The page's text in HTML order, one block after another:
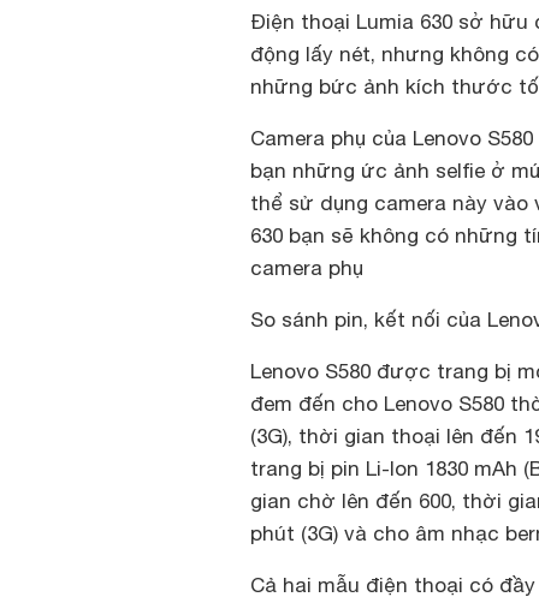
Điện thoại Lumia 630 sở hữu
động lấy nét, nhưng không
những bức ảnh kích thước
Camera phụ của Lenovo
bạn những ức ảnh selfie ở
thể sử dụng camera này vào
630 bạn sẽ không có những
camera phụ
So sánh pin, kết nối của
Lenovo S580 được trang bị
đem đến cho Lenovo S580
(3G), thời gian thoại lên đến
trang bị pin Li-Ion 1830 mAh
gian chờ lên đến 600, thời
phút (3G) và cho âm nhạc
Cả hai mẫu điện thoại có